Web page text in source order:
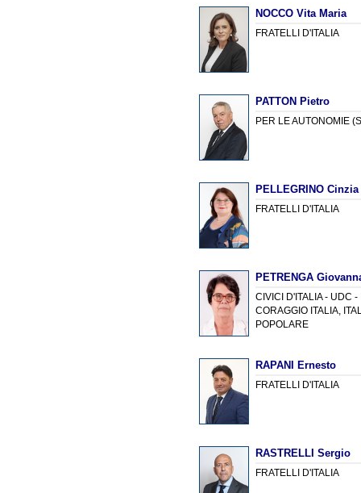
NOCCO Vita Maria
FRATELLI D'ITALIA
PATTON Pietro
PER LE AUTONOMIE
PELLEGRINO Cinzia
FRATELLI D'ITALIA
PETRENGA
CIVICI D'ITALIA - UDC
CORAGGIO ITALIA,
POPOLARE
RAPANI Ernesto
FRATELLI D'ITALIA
RASTRELLI Sergio
FRATELLI D'ITALIA